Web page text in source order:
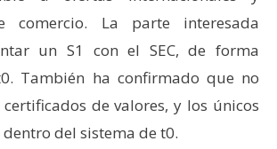
comercio. La parte interesada
un S1 con el SEC, de forma
También ha confirmado que no
de valores, y los únicos
del sistema de t0.